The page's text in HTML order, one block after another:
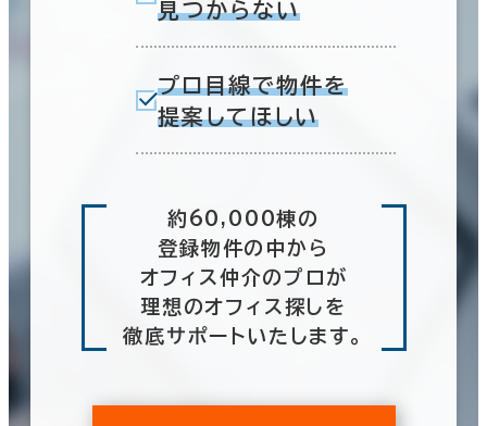
見つからない
プロ目線で物件を
提案してほしい
約60,000棟の
登録物件の中から
オフィス仲介のプロが
理想のオフィス探しを
徹底サポートいたします。